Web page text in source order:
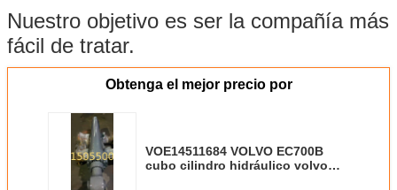
Nuestro objetivo es ser la compañía más
fácil de tratar.
Obtenga el mejor precio por
VOE14511684 VOLVO EC700B
cubo cilindro hidráulico volvo